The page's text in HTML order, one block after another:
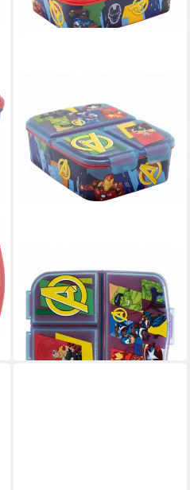
Vesperdose mit 3 Fächern
12,95 € UVP 24,99 €
-48%
lieferbar - in 9-11 Werktagen bei